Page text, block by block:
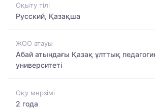
Оқыту тілі
Русский, Қазақша
ЖОО атауы
Абай атындағы Қазақ ұлттық
университеті
Оқу мерзімі
2 года